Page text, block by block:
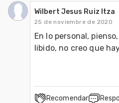
Wilbert Jesus Ruiz Itza
25 de noviembre de 2020
En lo personal,
libido, no creo que
Recomendar